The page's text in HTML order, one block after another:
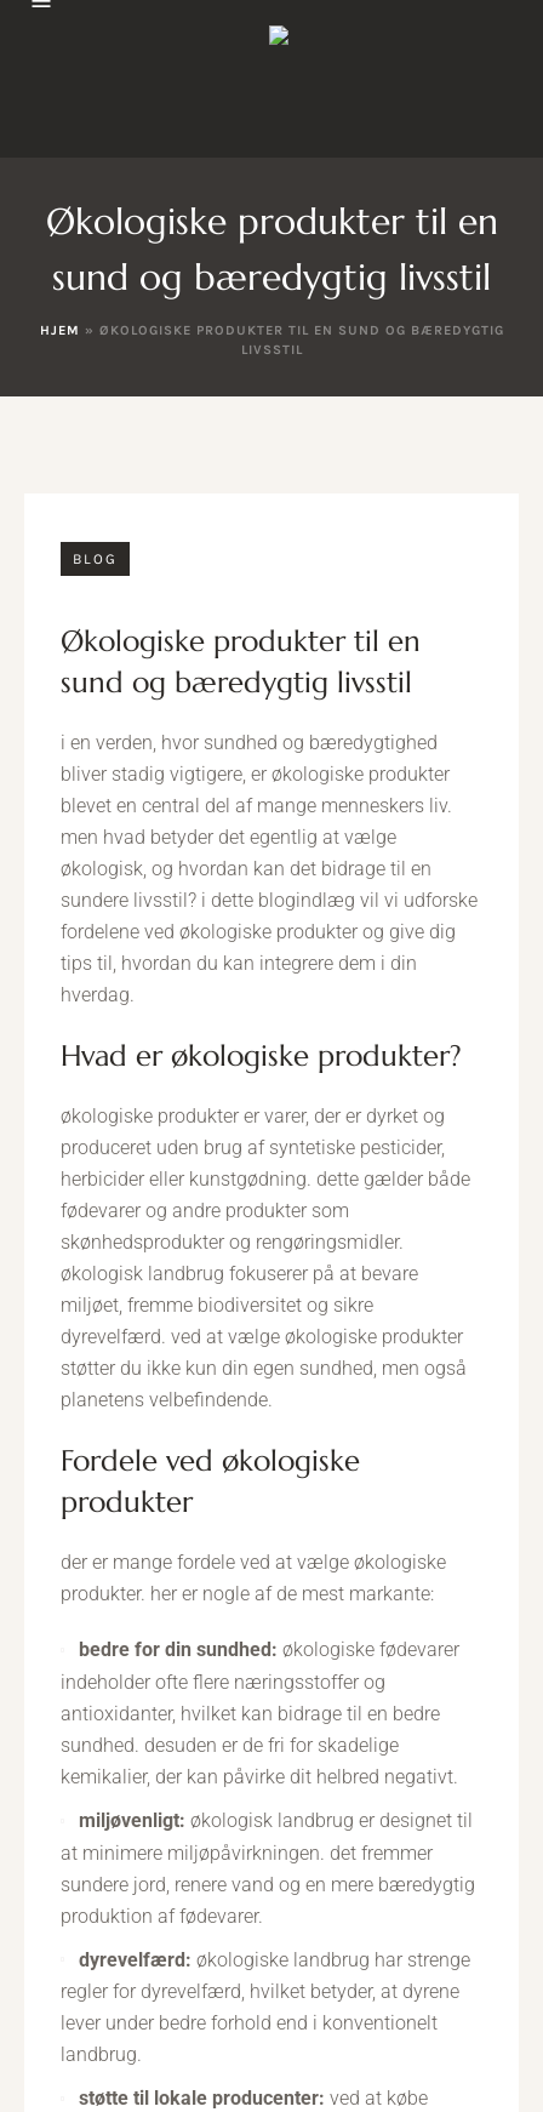
Økologiske produkter til en
sund og bæredygtig livsstil
HJEM » ØKOLOGISKE PRODUKTER TIL EN SUND OG BÆREDYGTIG
LIVSSTIL
BLOG
økologiske produkter til en
sund og bæredygtig livsstil
i en verden, hvor sundhed og bæredygtighed
bliver stadig vigtigere, er økologiske produkter
blevet en central del af mange menneskers liv.
men hvad betyder det egentlig at vælge
økologisk, og hvordan kan det bidrage til en
sundere livsstil? i dette blogindlæg vil vi udforske
fordelene ved økologiske produkter og give dig
tips til, hvordan du kan integrere dem i din
hverdag.
hvad er økologiske produkter?
økologiske produkter er varer, der er dyrket og
produceret uden brug af syntetiske pesticider,
herbicider eller kunstgødning. dette gælder både
fødevarer og andre produkter som
skønhedsprodukter og rengøringsmidler.
økologisk landbrug fokuserer på at bevare
miljøet, fremme biodiversitet og sikre
dyrevelfærd. ved at vælge økologiske produkter
støtter du ikke kun din egen sundhed, men også
planetens velbefindende.
fordele ved økologiske
produkter
der er mange fordele ved at vælge økologiske
produkter. her er nogle af de mest markante:
bedre for din sundhed: økologiske fødevarer
indeholder ofte flere næringsstoffer og
antioxidanter, hvilket kan bidrage til en bedre
sundhed. desuden er de fri for skadelige
kemikalier, der kan påvirke dit helbred negativt.
miljøvenligt: økologisk landbrug er designet til
at minimere miljøpåvirkningen. det fremmer
sundere jord, renere vand og en mere bæredygtig
produktion af fødevarer.
dyrevelfærd: økologiske landbrug har strenge
regler for dyrevelfærd, hvilket betyder, at dyrene
lever under bedre forhold end i konventionelt
landbrug.
støtte til lokale producenter: ved at købe